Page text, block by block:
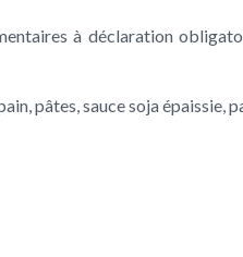
à déclaration
pâtes, sauce soja épaissie,